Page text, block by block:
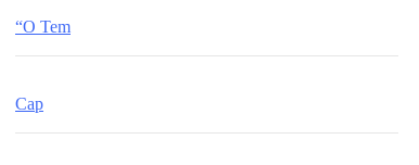
“O Tem
Cap